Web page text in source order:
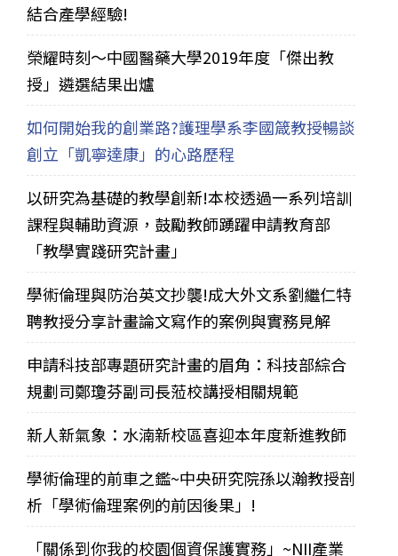
結合產學經驗!
榮耀時刻～中國醫藥大學2019年度「傑出教
授」遴選結果出爐
如何開始我的創業路?護理學系李國箴教授暢談
創立「凱寧達康」的心路歷程
以研究為基礎的教學創新!本校透過一系列培訓
課程與輔助資源，鼓勵教師踴躍申請教育部
「教學實踐研究計畫」
學術倫理與防治英文抄襲!成大外文系劉繼仁特
聘教授分享計畫論文寫作的案例與實務見解
申請科技部專題研究計畫的眉角：科技部綜合
規劃司鄭瓊芬副司長蒞校講授相關規範
新人新氣象：水湳新校區喜迎本年度新進教師
學術倫理的前車之鑑~中央研究院孫以瀚教授剖
析「學術倫理案例的前因後果」!
「關係到你我的校園個資保護實務」~NII產業